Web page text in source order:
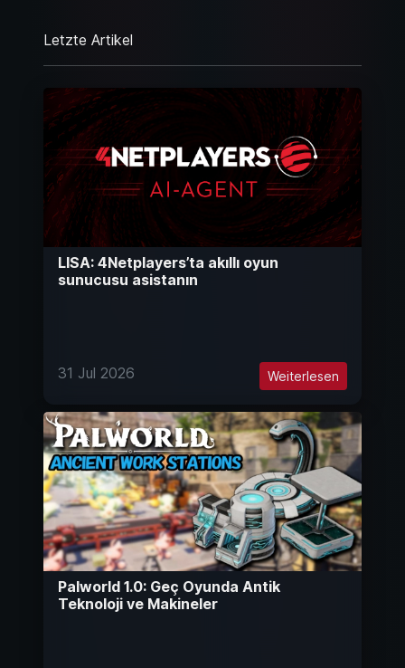
Letzte Artikel
LISA: 4Netplayers’ta akıllı oyun
sunucusu asistanın
31 Jul 2026 Weiterlesen
Palworld 1.0: Geç Oyunda Antik
Teknoloji ve Makineler